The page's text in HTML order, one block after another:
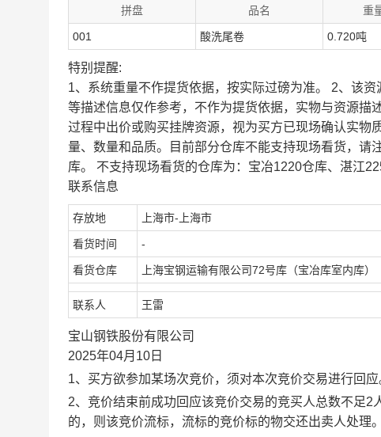
拼盘 品名 重
001 酸洗尾卷 0.720吨
特别提醒:
1、系统重量不作提货依据，按实际过磅为准。 2、该
等描述信息仅作参考，不作为提货依据，实物与资源描
过程中出价或购买挂牌资源，视为买方已现场确认实物
量、数量和品质。目前部分仓库不能支持现场看货，
库。 不支持现场看货的仓库为：宝冶1220仓库、湛江
联系信息
存放地 上海市-上海市
看货时间 -
看货仓库 上海宝钢运输有限公司72号库（宝冶库室内库）
联系人 王雷
宝山钢铁股份有限公司
2025年04月10日
1、买方欲参加某场次竞价，须对本次竞价交易进行回
2、竞价结束前成功回应该竞价交易的竞买人总数不足
的，则该竞价流标，流标的竞价标的物交还出卖人处理